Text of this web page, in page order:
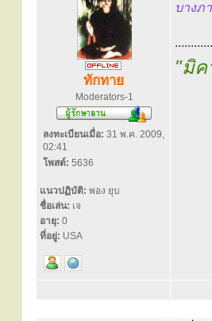
ทักทาย
Moderators-1
ลงทะเบียนเมื่อ: 31 พ.ค. 2009,
02:41
โพสต์: 5636
แนวปฏิบัติ: พอง ยุบ
ชื่อเล่น: เจ
อายุ: 0
ที่อยู่: USA
บางภ
"มิค